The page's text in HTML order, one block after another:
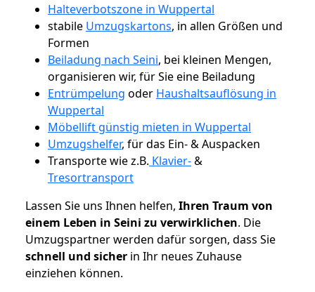
Halteverbotszone in Wuppertal
stabile Umzugskartons, in allen Größen und
Formen
Beiladung nach Seini, bei kleinen Mengen,
organisieren wir, für Sie eine Beiladung
Entrümpelung oder Haushaltsauflösung in
Wuppertal
Möbellift günstig mieten in Wuppertal
Umzugshelfer, für das Ein- & Auspacken
Transporte wie z.B. Klavier-&
Tresortransport
Lassen Sie uns Ihnen helfen, Ihren Traum von
einem Leben in Seini zu verwirklichen. Die
Umzugspartner werden dafür sorgen, dass Sie
schnell und sicher in Ihr neues Zuhause
einziehen können.